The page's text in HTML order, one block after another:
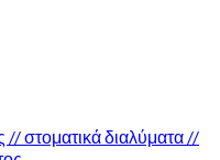
στοματικά διαλύματα //